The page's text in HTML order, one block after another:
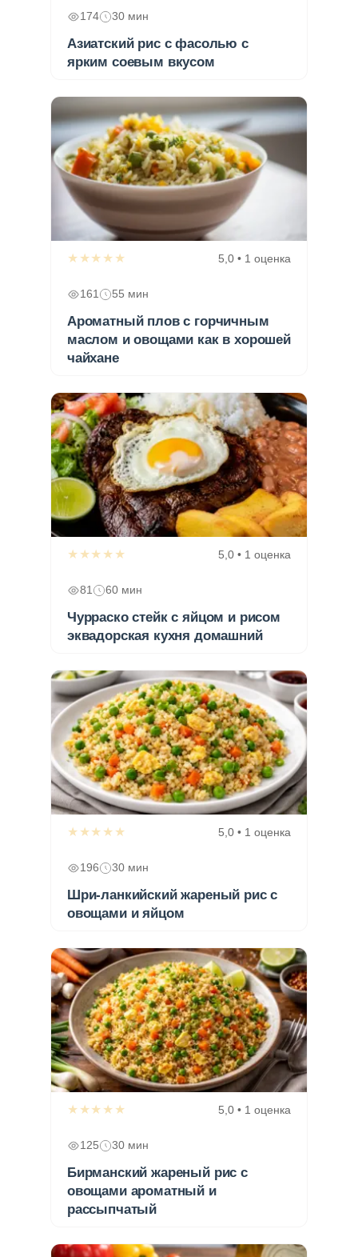
174 30 мин
Азиатский рис с фасолью с
ярким соевым вкусом
★★★★★ 5,0 • 1 оценка
161 55 мин
Ароматный плов с горчичным
маслом и овощами как в хорошей
чайхане
★★★★★ 5,0 • 1 оценка
81 60 мин
Чурраско стейк с яйцом и рисом
эквадорская кухня домашний
★★★★★ 5,0 • 1 оценка
196 30 мин
Шри-ланкийский жареный рис с
овощами и яйцом
★★★★★ 5,0 • 1 оценка
125 30 мин
Бирманский жареный рис с
овощами ароматный и
рассыпчатый